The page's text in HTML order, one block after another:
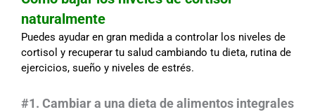
naturalmente
Puedes ayudar en gran medida a controlar los niveles de
cortisol y recuperar tu salud cambiando tu dieta, rutina de
ejercicios, sueño y niveles de estrés.
#1. Cambiar a una dieta de alimentos integrales